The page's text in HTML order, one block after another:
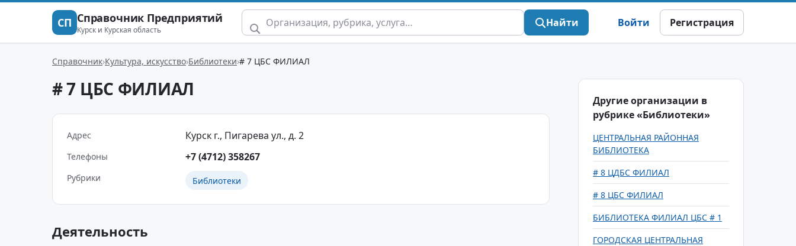
СП Справочник Предприятий
Курск и Курская область
Найти Войти Регистрация
Справочник Культура, искусство Библиотеки # 7 ЦБС ФИЛИАЛ
# 7 ЦБС ФИЛИАЛ
Адрес Курск г., Пигарева ул., д. 2
Телефоны +7 (4712) 358267
Рубрики Библиотеки
Деятельность
Другие организации в
рубрике «Библиотеки»
ЦЕНТРАЛЬНАЯ РАЙОННАЯ
БИБЛИОТЕКА
# 8 ЦДБС ФИЛИАЛ
# 8 ЦБС ФИЛИАЛ
БИБЛИОТЕКА ФИЛИАЛ ЦБС # 1
ГОРОДСКАЯ ЦЕНТРАЛЬНАЯ